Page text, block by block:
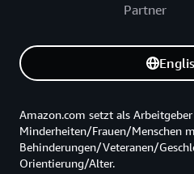
Partner
Amazon.com setzt als
Minderheiten/Frauen/Menschen
Behinderungen/Veteranen/
Orientierung/Alter.